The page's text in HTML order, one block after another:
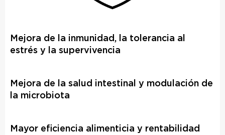
Mejora de la inmunidad, la tolerancia al
estrés y la supervivencia
Mejora de la salud intestinal y modulación de
la microbiota
Mayor eficiencia alimenticia y rentabilidad